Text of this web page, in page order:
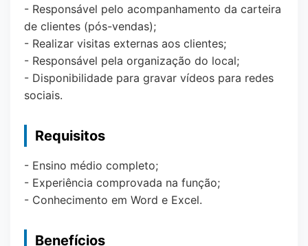
- Responsável pelo acompanhamento da carteira
de clientes (pós-vendas);
- Realizar visitas externas aos clientes;
- Responsável pela organização do local;
- Disponibilidade para gravar vídeos para redes
sociais.
Requisitos
- Ensino médio completo;
- Experiência comprovada na função;
- Conhecimento em Word e Excel.
Benefícios